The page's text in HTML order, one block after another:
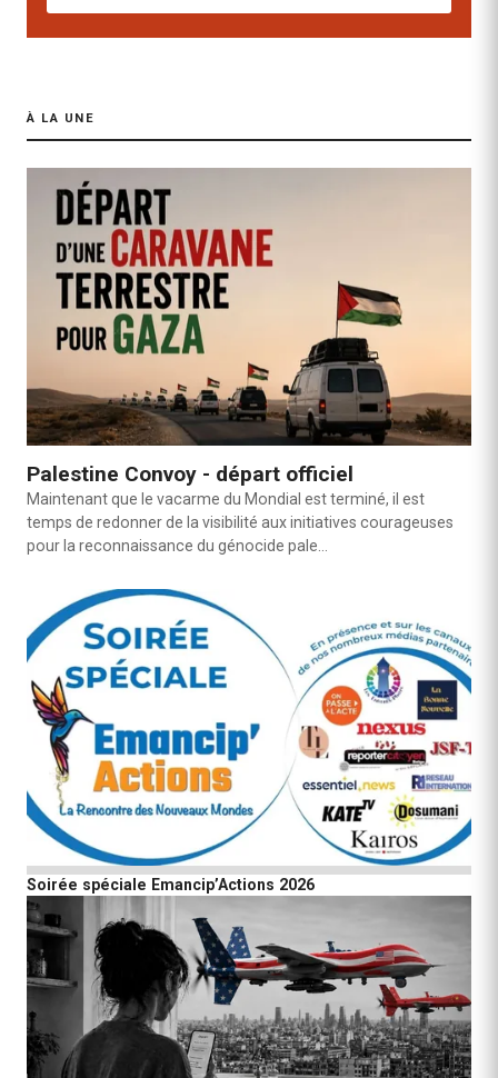
À LA UNE
Palestine Convoy - départ officiel
Maintenant que le vacarme du Mondial est terminé, il est
temps de redonner de la visibilité aux initiatives courageuses
pour la reconnaissance du génocide pale…
Soirée spéciale Emancip’Actions 2026